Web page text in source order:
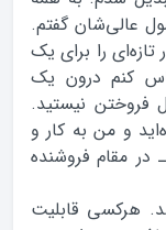
عالی‌شان گفتم.
را برای یک
کنم درون یک
فروختن نیستید.
و من به کار و
در مقام فروشنده
هرکسی قابلیت